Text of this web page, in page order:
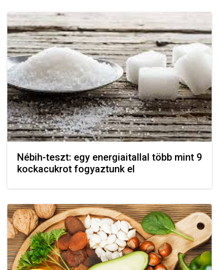
Nébih-teszt: egy energiaitallal több mint 9
kockacukrot fogyaztunk el